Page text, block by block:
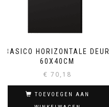
BASICO HORIZONTALE DEUR
60X40CM
€ 70,18
TOEVOEGEN AAN